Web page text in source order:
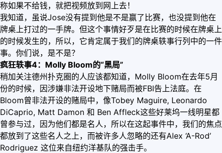
称如果不给钱，就把视频放到网上去！
我知道，虽说Jose没有提到他是不是赢了比赛，也没提到他在
牌桌上打过的一手牌。但这个事情好歹是在比赛的时候在牌桌上
的时候发生的，所以，它肯定属于我们的牌桌轶事行列中的一件
事。你们说，是不是？
疯狂轶事4：Molly Bloom的“黑局”
稍加关注德州扑克圈的人应该都知道，Molly Bloom在去年5月
份的时候，因涉嫌非法开设地下赌局而被FBI告上法庭。在
Bloom曾非法开设的赌局中，像Tobey Maguire, Leonardo
DiCaprio, Matt Damon 和 Ben Affleck这些好莱坞一线明星都
曾参与过，因为他们都是名人，所以在这起事件中，我们的焦点
都放到了这些名人之上，而被许多人忽略的还有Alex ‘A-Rod’
Rodriguez 这位来自纽约洋基队的强击手。